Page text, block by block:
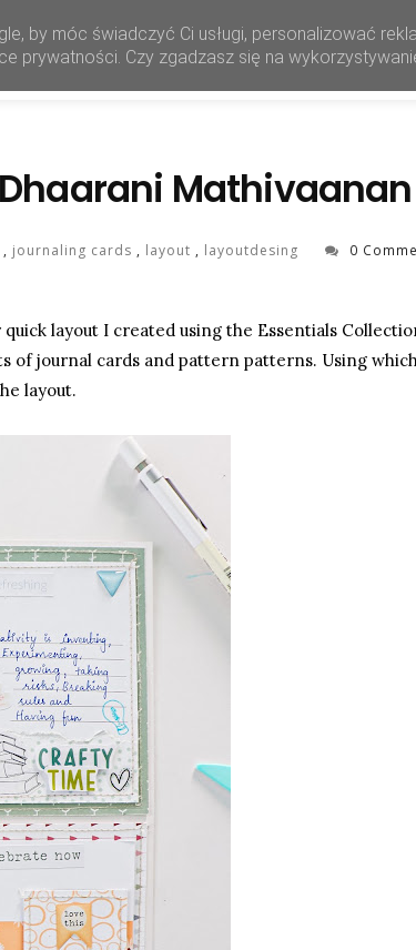
Mathivaanan
, journaling cards , layout , layoutdesing 0
layout I created using the Essentials
of journal cards and pattern patterns. Using
layout.
by móc świadczyć Ci usługi, personalizować
prywatności. Czy zgadzasz się na